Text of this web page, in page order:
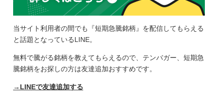
当サイト利用者の間でも『短期急騰銘柄』を配信してもらえる
と話題となっているLINE。
無料で騰がる銘柄を教えてもらえるので、テンバガー、短期急
騰銘柄をお探しの方は友達追加おすすめです。
→LINEで友達追加する